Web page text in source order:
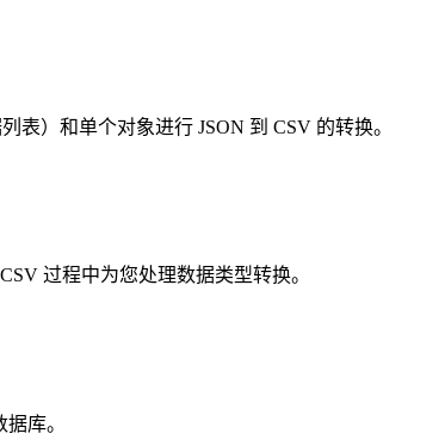
表）和单个对象进行 JSON 到 CSV 的转换。
过程中为您处理数据类型转换。
库。